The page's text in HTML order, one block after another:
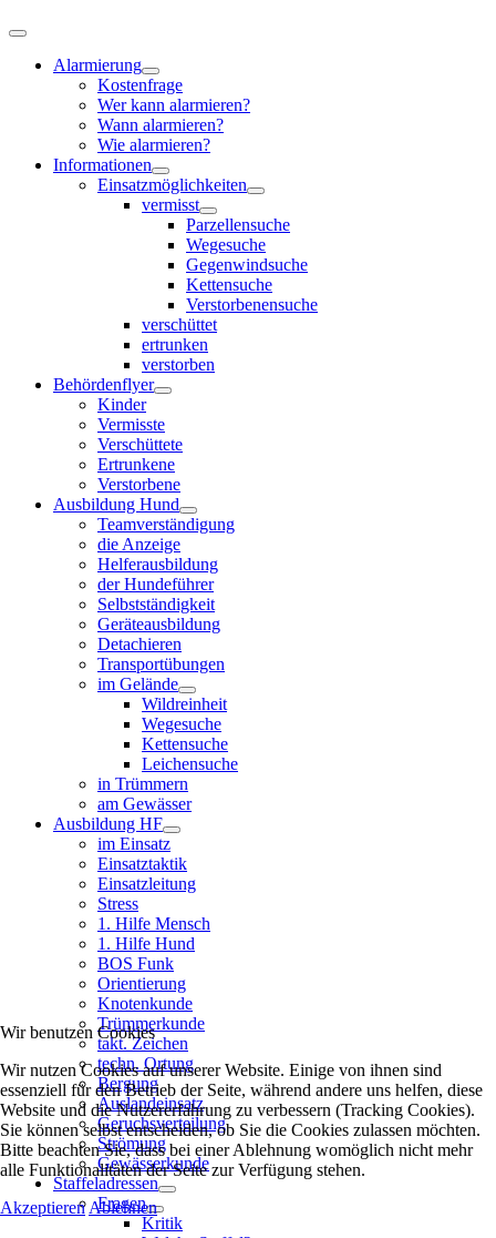
Alarmierung
Kostenfrage
Wer kann alarmieren?
Wann alarmieren?
Wie alarmieren?
Informationen
Einsatzmöglichkeiten
vermisst
Parzellensuche
Wegesuche
Gegenwindsuche
Kettensuche
Verstorbenensuche
verschüttet
ertrunken
verstorben
Behördenflyer
Kinder
Vermisste
Verschüttete
Ertrunkene
Verstorbene
Ausbildung Hund
Teamverständigung
die Anzeige
Helferausbildung
der Hundeführer
Selbstständigkeit
Geräteausbildung
Detachieren
Transportübungen
im Gelände
Wildreinheit
Wegesuche
Kettensuche
Leichensuche
in Trümmern
am Gewässer
Ausbildung HF
im Einsatz
Einsatztaktik
Einsatzleitung
Stress
1. Hilfe Mensch
1. Hilfe Hund
BOS Funk
Orientierung
Knotenkunde
Trümmerkunde
takt. Zeichen
techn. Ortung
Bergung
Auslandeinsatz
Geruchsverteilung
Strömung
Gewässerkunde
Staffeladressen
Fragen
Kritik
Wir benutzen Cookies
Wir nutzen Cookies auf unserer Website. Einige von ihnen sind
essenziell für den Betrieb der Seite, während andere uns helfen, diese
Website und die Nutzererfahrung zu verbessern (Tracking Cookies).
Sie können selbst entscheiden, ob Sie die Cookies zulassen möchten.
Bitte beachten Sie, dass bei einer Ablehnung womöglich nicht mehr
alle Funktionalitäten der Seite zur Verfügung stehen.
Akzeptieren Ablehnen